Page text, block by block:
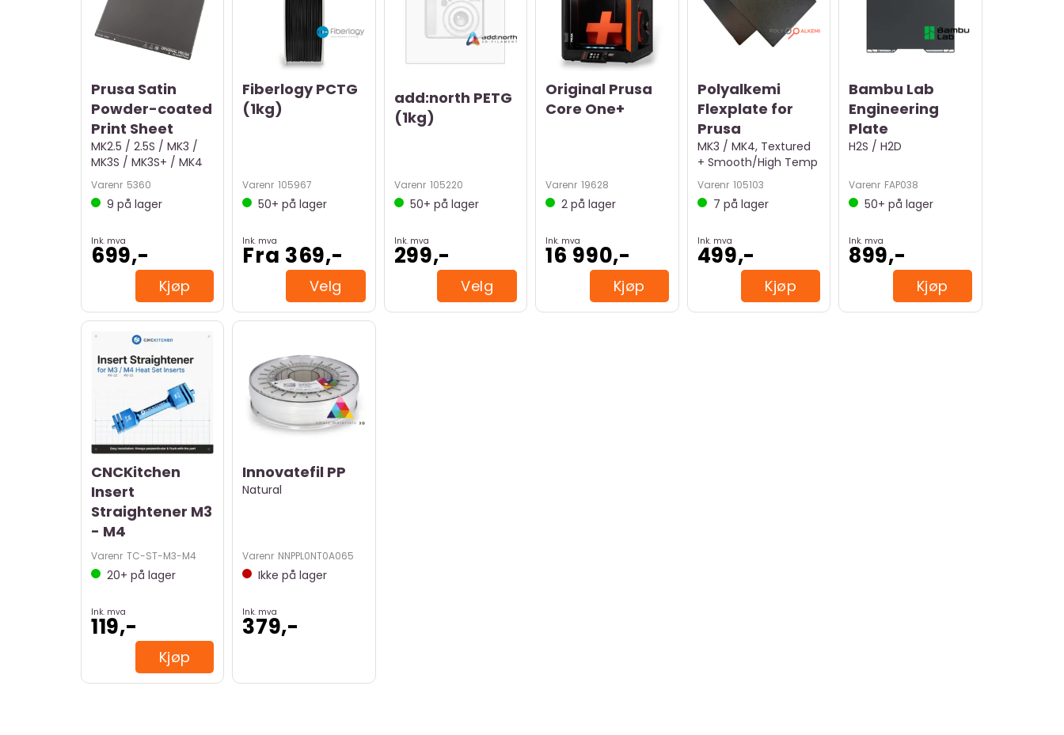
Prusa Satin
Powder-coated
Print Sheet
MK2.5 / 2.5S / MK3 /
MK3S / MK3S+ / MK4
Varenr 5360
9 på lager
Ink. mva
699,-
Kjøp
Fiberlogy PCTG
(1kg)
Varenr 105967
50+ på lager
Ink. mva
Fra 369,-
Velg
add:north PETG
(1kg)
Varenr 105220
50+ på lager
Ink. mva
299,-
Velg
Original Prusa
Core One+
Varenr 19628
2 på lager
Ink. mva
16 990,-
Kjøp
Polyalkemi
Flexplate for
Prusa
MK3 / MK4, Textured
+ Smooth/High Temp
Varenr 105103
7 på lager
Ink. mva
499,-
Kjøp
Bambu Lab
Engineering
Plate
H2S / H2D
Varenr FAP038
50+ på lager
Ink. mva
899,-
Kjøp
CNCKitchen
Insert
Straightener M3
- M4
Varenr TC-ST-M3-M4
20+ på lager
Ink. mva
119,-
Kjøp
Innovatefil PP
Natural
Varenr NNPPL0NT0A065
Ikke på lager
Ink. mva
379,-